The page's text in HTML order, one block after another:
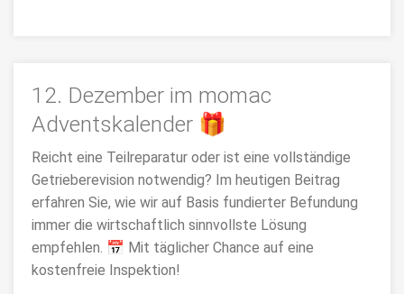
12. Dezember im momac
Adventskalender 🎁
Reicht eine Teilreparatur oder ist eine vollständige
Getrieberevision notwendig? Im heutigen Beitrag
erfahren Sie, wie wir auf Basis fundierter Befundung
immer die wirtschaftlich sinnvollste Lösung
empfehlen. 📅 Mit täglicher Chance auf eine
kostenfreie Inspektion!